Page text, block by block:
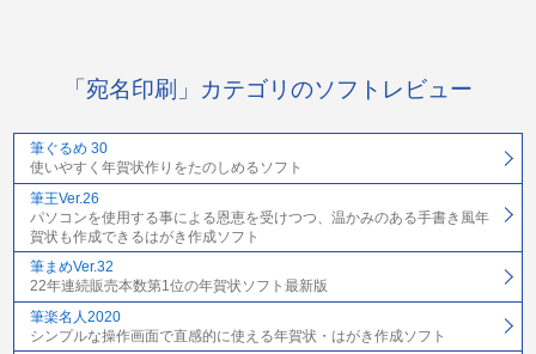
「宛名印刷」カテゴリのソフトレビュー
筆ぐるめ 30
使いやすく年賀状作りをたのしめるソフト
筆王Ver.26
パソコンを使用する事による恩恵を受けつつ、温かみのある手書き風年
賀状も作成できるはがき作成ソフト
筆まめVer.32
22年連続販売本数第1位の年賀状ソフト最新版
筆楽名人2020
シンプルな操作画面で直感的に使える年賀状・はがき作成ソフト